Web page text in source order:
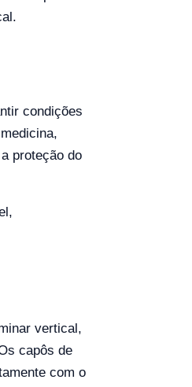
condições
proteção do
vertical,
capôs de
com o